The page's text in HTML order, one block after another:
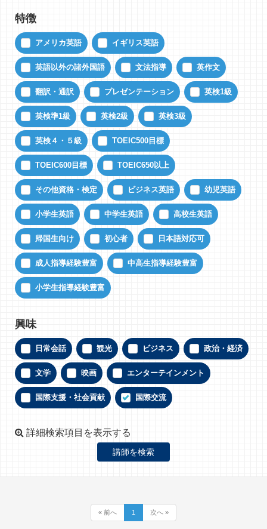
特徴
アメリカ英語 イギリス英語
英語以外の諸外国語 文法指導 英作文
翻訳・通訳 プレゼンテーション 英検1級
英検準1級 英検2級 英検3級
英検４・５級 TOEIC500目標
TOEIC600目標 TOEIC650以上
その他資格・検定 ビジネス英語 幼児英語
小学生英語 中学生英語 高校生英語
帰国生向け 初心者 日本語対応可
成人指導経験豊富 中高生指導経験豊富
小学生指導経験豊富
興味
日常会話 観光 ビジネス 政治・経済
文学 映画 エンターテインメント
国際支援・社会貢献 国際交流
詳細検索項目を表示する
« 前へ 1 次へ »